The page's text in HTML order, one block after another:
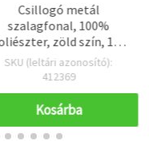
Csillogó metál
szalagfonal, 100%
zöld szín, 100
g – dekorációs kötéshez,
horgoláshoz és kreatív
SKU (leltári azonosító):
412369
Kosárba